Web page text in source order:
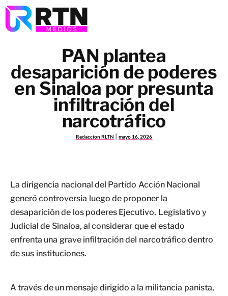
PAN plantea
desaparición de poderes
en Sinaloa por presunta
infiltración del
narcotráfico
Redaccion RLTN mayo 16, 2026
La dirigencia nacional del Partido Acción Nacional
generó controversia luego de proponer la
desaparición de los poderes Ejecutivo, Legislativo y
Judicial de Sinaloa, al considerar que el estado
enfrenta una grave infiltración del narcotráfico dentro
de sus instituciones.
A través de un mensaje dirigido a la militancia panista,